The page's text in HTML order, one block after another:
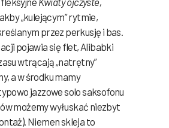
„kulejącym” rytmie,
przez perkusję i bas.
pojawia się flet, Alibabki
wtrącają „natrętny”
a w środku mamy
jazzowe solo saksofonu
możemy wyłuskać niezbyt
Niemen skleja to